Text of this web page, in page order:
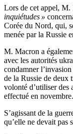
Lors de cet appel, M.
inquiétudes »
Corée du Nord, qui,
menée par la Russie
M. Macron a
avec les autorités
condamner
de la Russie de deux
volonté d’utiliser des
effectué en novembre.
S’agissant de la
qu’elle ne devait pas